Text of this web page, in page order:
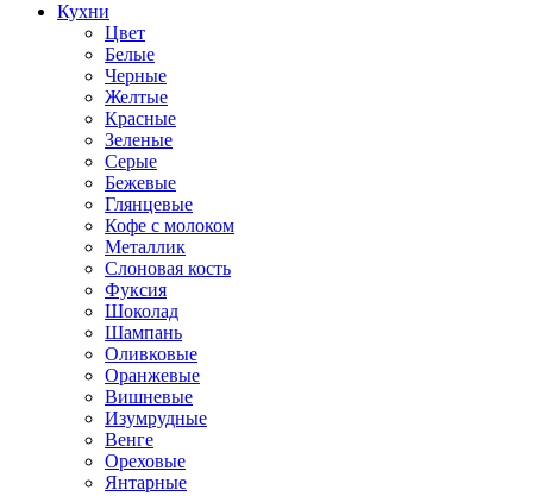
Кухни
Цвет
Белые
Черные
Желтые
Красные
Зеленые
Серые
Бежевые
Глянцевые
Кофе с молоком
Металлик
Слоновая кость
Фуксия
Шоколад
Шампань
Оливковые
Оранжевые
Вишневые
Изумрудные
Венге
Ореховые
Янтарные